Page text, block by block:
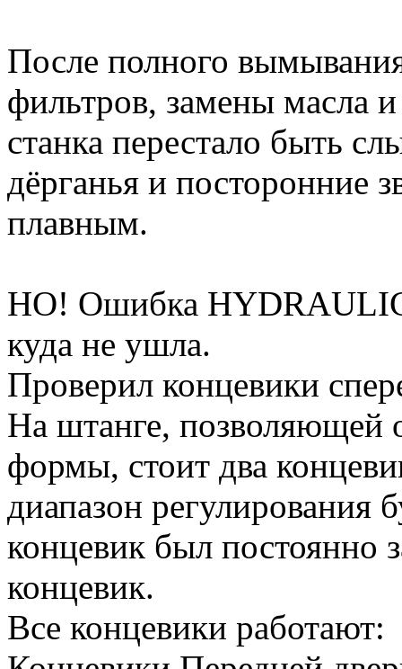
После полного
фильтров, замены масла
станка перестало быть
дёрганья и посторонние
плавным.
НО! Ошибка
куда не ушла.
Проверил концевики
На штанге, позволяющей
формы, стоит два
диапазон регулирования
концевик был постоянно
концевик.
Все концевики работают: